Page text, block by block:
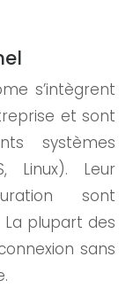
s’intègrent
et sont
systèmes
Linux). Leur
sont
plupart des
sans